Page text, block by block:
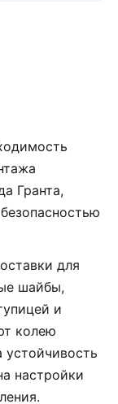
Гранта,
для
шайбы,
и
колею
настройки